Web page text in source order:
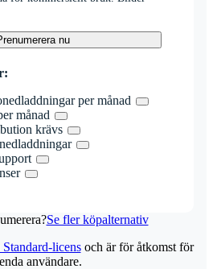
nu
per månad
månad
krävs
Se fler köpalternativ
Standard-licensoch är för åtkomst för
användare.